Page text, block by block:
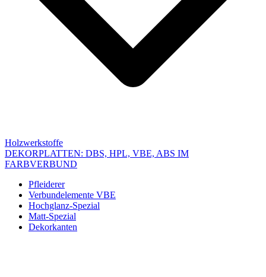
Holzwerkstoffe
DEKORPLATTEN: DBS, HPL, VBE, ABS IM
FARBVERBUND
Pfleiderer
Verbundelemente VBE
Hochglanz-Spezial
Matt-Spezial
Dekorkanten